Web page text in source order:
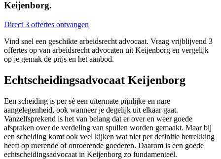
Keijenborg.
Direct 3 offertes ontvangen
Vind snel een geschikte arbeidsrecht advocaat. Vraag vrijblijvend 3
offertes op van arbeidsrecht advocaten uit Keijenborg en vergelijk
op je gemak de prijs en het aanbod.
Echtscheidingsadvocaat Keijenborg
Een scheiding is per sé een uitermate pijnlijke en nare
aangelegenheid, ook wanneer je degelijk uit elkaar gaat.
Vanzelfsprekend is het van belang dat er over en weer goede
afspraken over de verdeling van spullen worden gemaakt. Maar bij
een scheiding komt ook veel kijken wat niet per definitie betrekking
heeft op roerende of onroerende goederen. Daarom is een goede
echtscheidingsadvocaat in Keijenborg zo fundamenteel.